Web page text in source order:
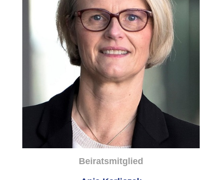
Beiratsmitglied